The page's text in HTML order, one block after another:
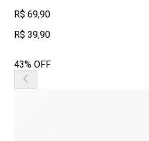
R$ 69,90
R$ 39,90
43% OFF